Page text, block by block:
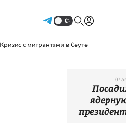
Кризис с мигрантами в Сеуте
07